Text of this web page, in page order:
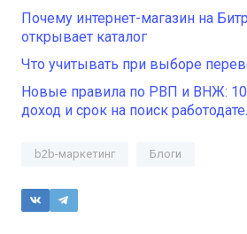
Почему интернет-магазин на
открывает каталог
Что учитывать при выборе
Новые правила по РВП и ВНЖ:
доход и срок на поиск
b2b-маркетинг Блоги